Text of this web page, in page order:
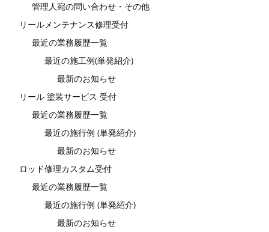
管理人宛の問い合わせ・その他
リールメンテナンス修理受付
最近の業務履歴一覧
最近の施工例(単発紹介)
最新のお知らせ
リール 塗装サービス 受付
最近の業務履歴一覧
最近の施行例 (単発紹介)
最新のお知らせ
ロッド修理カスタム受付
最近の業務履歴一覧
最近の施行例 (単発紹介)
最新のお知らせ